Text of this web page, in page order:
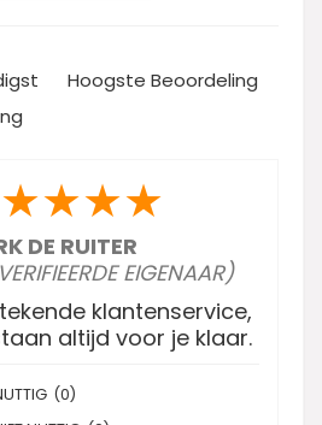
Hoogste Beoordeling
★★★★
DE RUITER
EIGENAAR)
klantenservice,
altijd voor je klaar.
(0)